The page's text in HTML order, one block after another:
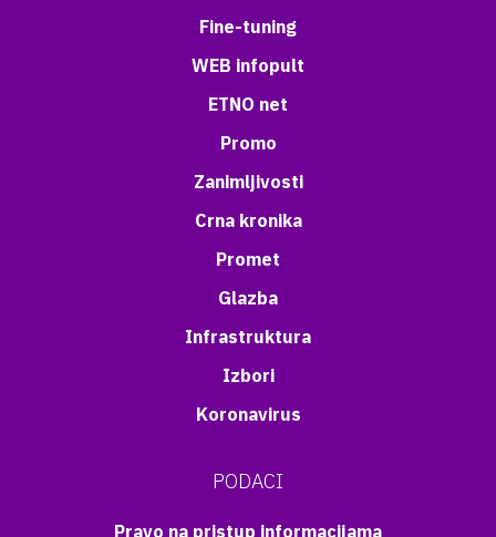
Fine-tuning
WEB infopult
ETNO net
Promo
Zanimljivosti
Crna kronika
Promet
Glazba
Infrastruktura
Izbori
Koronavirus
PODACI
Pravo na pristup informacijama